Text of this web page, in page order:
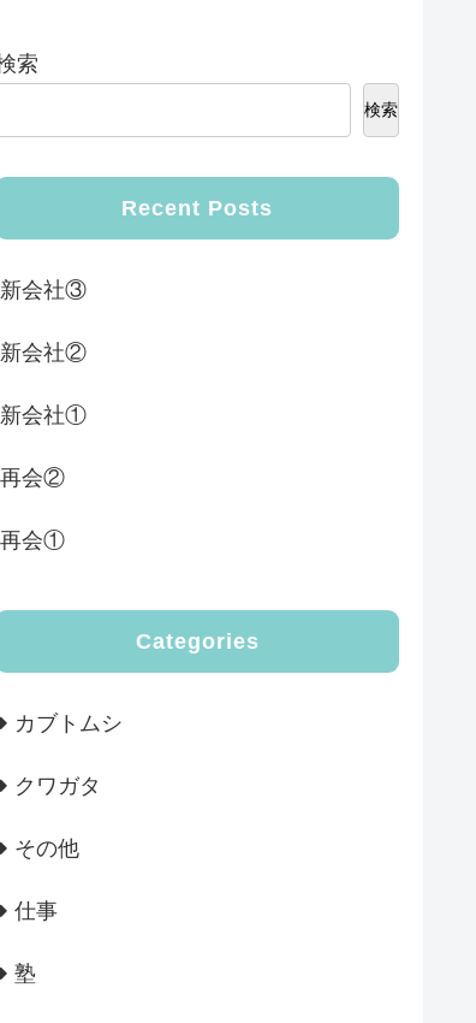
索
検索
Recent Posts
新会社③
新会社②
新会社①
再会②
再会①
Categories
カブトムシ
クワガタ
その他
仕事
塾